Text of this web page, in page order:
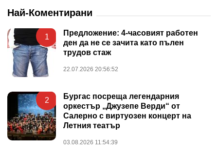
Най-Коментирани
1
Предложение: 4-часовият работен
ден да не се зачита като пълен
трудов стаж
22.07.2026 20:56:52
2
Бургас посреща легендарния
оркестър „Джузепе Верди“ от
Салерно с виртуозен концерт на
Летния театър
03.08.2026 11:54:39